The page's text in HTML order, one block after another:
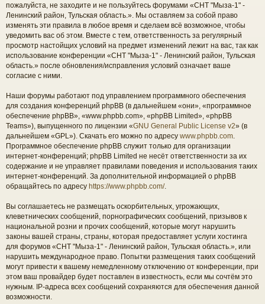
пожалуйста, не заходите и не пользуйтесь форумами «СНТ "Мыза-1" -
Ленинский район, Тульская область.». Мы оставляем за собой право
изменять эти правила в любое время и сделаем всё возможное, чтобы
уведомить вас об этом. Вместе с тем, ответственность за регулярный
просмотр настойщих условий на предмет изменений лежит на вас, так как
использование конференции «СНТ "Мыза-1" - Ленинский район, Тульская
область.» после обновления/исправления условий означает ваше
согласие с ними.
Наши форумы работают под управлением программного обеспечения
для создания конференций phpBB (в дальнейшем «они», «программное
обеспечение phpBB», «www.phpbb.com», «phpBB Limited», «phpBB
Teams»), выпущенного по лицензии «GNU General Public License v2» (в
дальнейшем «GPL»). Скачать его можно по адресу www.phpbb.com
Программное обеспечение phpBB служит только для организации
интернет-конференций; phpBB Limited не несёт ответственности за их
содержание и не управляет правилами поведения и использования таких
интернет-конференций. За дополнительной информацией о phpBB
обращайтесь по адресу https://www.phpbb.com/.
Вы соглашаетесь не размещать оскорбительных, угрожающих,
клеветнических сообщений, порнографических сообщений, призывов к
национальной розни и прочих сообщений, которые могут нарушить
законы вашей страны, страны, которая предоставляет услуги хостинга
для форумов «СНТ "Мыза-1" - Ленинский район, Тульская область.», или
нарушить международное право. Попытки размещения таких сообщений
могут привести к вашему немедленному отключению от конференции, при
этом ваш провайдер будет поставлен в известность, если мы сочтём это
нужным. IP-адреса всех сообщений сохраняются для обеспечения данной
возможности.